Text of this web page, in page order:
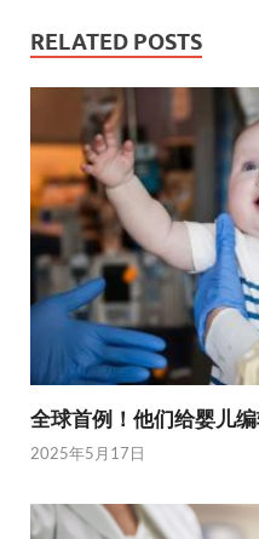
RELATED POSTS
全球首例！他们给婴儿
2025年5月17日